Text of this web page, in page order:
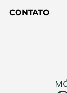
CONTATO